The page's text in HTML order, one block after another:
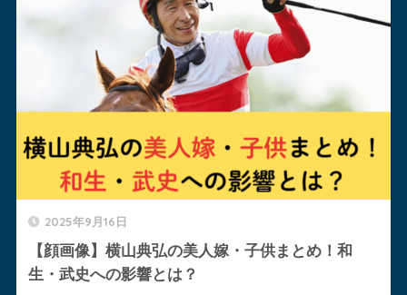
2025年9月16日
【顔画像】横山典弘の美人嫁・子供まとめ！和
生・武史への影響とは？